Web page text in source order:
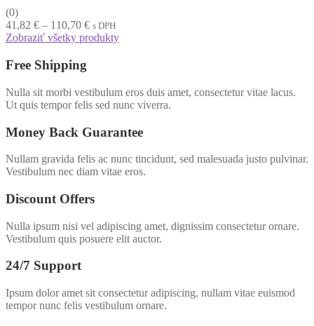
(0)
41,82 € – 110,70 €Price
range:
s DPH
Zobraziť všetky produkty
Free Shipping
Nulla sit morbi vestibulum eros duis amet, consectetur vitae lacus.
Ut quis tempor felis sed nunc viverra.
Money Back Guarantee
Nullam gravida felis ac nunc tincidunt, sed malesuada justo pulvinar.
Vestibulum nec diam vitae eros.
Discount Offers
Nulla ipsum nisi vel adipiscing amet, dignissim consectetur ornare.
Vestibulum quis posuere elit auctor.
24/7 Support
Ipsum dolor amet sit consectetur adipiscing, nullam vitae euismod
tempor nunc felis vestibulum ornare.